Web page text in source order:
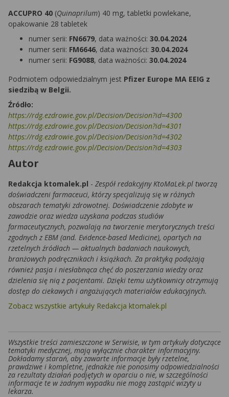
ACCUPRO 40 (Quinaprilum) 40 mg, tabletki powlekane,
opakowanie 28 tabletek
numer serii: FN6679, data ważności: 30.04.2024
numer serii: FM6646, data ważności: 30.04.2024
numer serii: FG9088, data ważności: 30.04.2024
Podmiotem odpowiedzialnym jest Pfizer Europe MA EEIG z
siedzibą w Belgii.
Źródło:
https://rdg.ezdrowie.gov.pl/Decision/Decision?id=4300
https://rdg.ezdrowie.gov.pl/Decision/Decision?id=4301
https://rdg.ezdrowie.gov.pl/Decision/Decision?id=4302
https://rdg.ezdrowie.gov.pl/Decision/Decision?id=4303
Autor
Redakcja ktomalek.pl - Zespół redakcyjny KtoMaLek.pl tworzą
doświadczeni farmaceuci, którzy specjalizują się w różnych
obszarach tematyki zdrowotnej. Doświadczenie zdobyte w
zawodzie oraz wiedza uzyskana podczas studiów
farmaceutycznych, pozwalają na tworzenie merytorycznych treści
zgodnych z EBM (and. Evidence-based Medicine), opartych na
rzetelnych źródłach — aktualnych badaniach naukowych,
branżowych podręcznikach i książkach. Za praktyką podążają
również pasja i niesłabnąca chęć do poszerzania wiedzy oraz
dzielenia się nią z pacjentami. Dzięki temu użytkownicy otrzymują
dostęp do ciekawych i angażujących materiałów edukacyjnych.
Zobacz wszystkie artykuły Redakcja ktomalek.pl
Wszystkie treści zamieszczone w Serwisie, w tym artykuły dotyczące
tematyki medycznej, mają wyłącznie charakter informacyjny.
Dokładamy starań, aby zawarte informacje były rzetelne,
prawdziwe i kompletne, jednakże nie ponosimy odpowiedzialności
za rezultaty działań podjętych w oparciu o nie, w szczególności
informacje te w żadnym wypadku nie mogą zastąpić wizyty u
lekarza.